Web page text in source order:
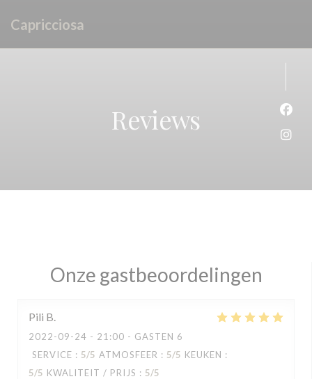
Capricciosa
Reviews
Onze gastbeoordelingen
Pili B
2022-09-24 - 21:00 - GASTEN 6
SERVICE : 5/5 ATMOSFEER : 5/5 KEUKEN :
5/5 KWALITEIT / PRIJS : 5/5